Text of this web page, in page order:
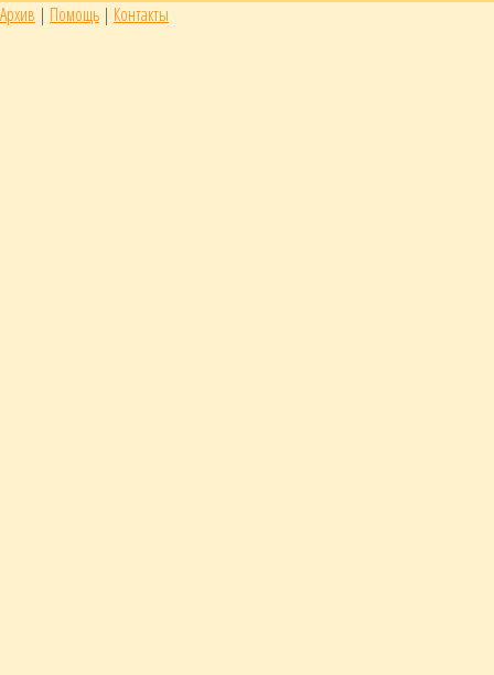
Архив | Помощь | Контакты